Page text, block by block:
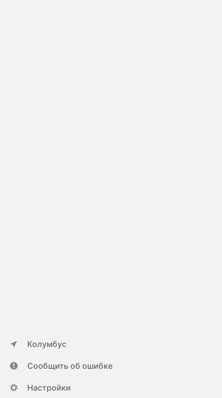
Колумбус
Сообщить об ошибке
Настройки